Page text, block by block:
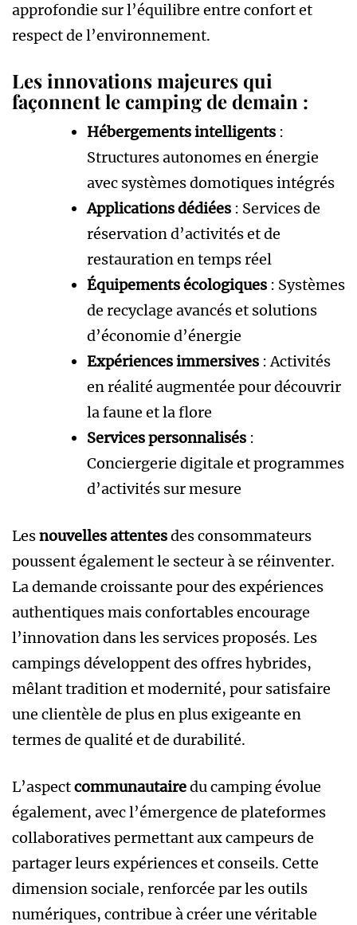
approfondie sur l’équilibre entre confort et
respect de l’environnement.
Les innovations majeures qui
façonnent le camping de demain :
Hébergements intelligents :
Structures autonomes en énergie
avec systèmes domotiques intégrés
Applications dédiées : Services de
réservation d’activités et de
restauration en temps réel
Équipements écologiques : Systèmes
de recyclage avancés et solutions
d’économie d’énergie
Expériences immersives : Activités
en réalité augmentée pour découvrir
la faune et la flore
Services personnalisés :
Conciergerie digitale et programmes
d’activités sur mesure
Lesnouvelles attentesdes consommateurs
poussent également le secteur à se réinventer.
La demande croissante pour des expériences
authentiques mais confortables encourage
l’innovation dans les services proposés. Les
campings développent des offres hybrides,
mêlant tradition et modernité, pour satisfaire
une clientèle de plus en plus exigeante en
termes de qualité et de durabilité.
L’aspectcommunautairedu camping évolue
également, avec l’émergence de plateformes
collaboratives permettant aux campeurs de
partager leurs expériences et conseils. Cette
dimension sociale, renforcée par les outils
numériques, contribue à créer une véritable